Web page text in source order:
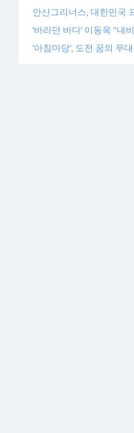
안산그리너스, 대한민국
‘바라던 바다’ 이동욱 “
‘아침마당’, 도전 꿈의 무